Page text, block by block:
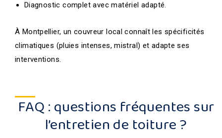
Diagnostic complet avec matériel adapté.
À Montpellier, un couvreur local connaît les spécificités
climatiques (pluies intenses, mistral) et adapte ses
interventions.
FAQ : questions fréquentes sur
l’entretien de toiture ?